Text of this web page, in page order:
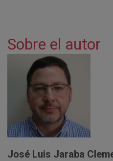
Sobre el autor
José Luis Jaraba